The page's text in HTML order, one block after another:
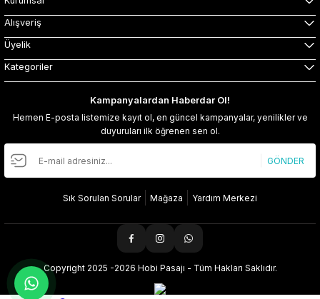
Alışveriş
Üyelik
Kategoriler
Kampanyalardan Haberdar Ol!
Hemen E-posta listemize kayıt ol, en güncel kampanyalar, yenilikler ve
duyuruları ilk öğrenen sen ol.
GÖNDER
Sık Sorulan Sorular Mağaza Yardım Merkezi
Copyright 2025 -2026 Hobi Pasajı - Tüm Hakları Saklıdır.